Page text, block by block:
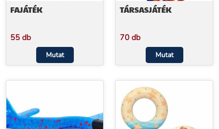
FAJÁTÉK
55 db
Mutat
TÁRSASJÁTÉK
70 db
Mutat